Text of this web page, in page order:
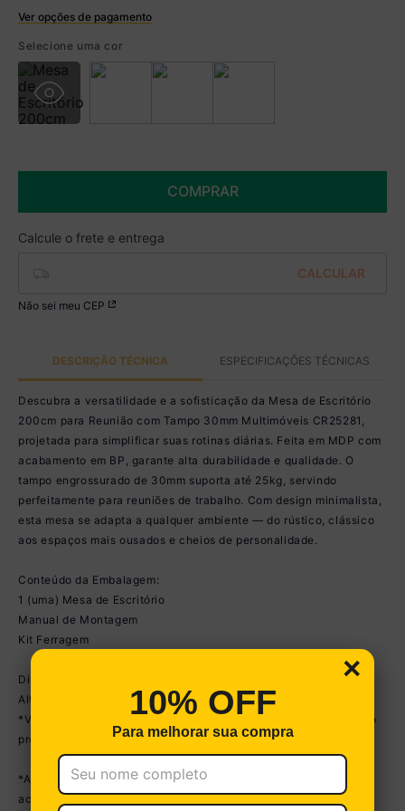
Ver opções de pagamento
R$ 664,99 à vista no Boleto
(5% de desconto)
Você economiza
Selecione uma cor
COMPRAR
Não sei meu CEP
DESCRIÇÃO TÉCNICA ESPECIFICAÇÕES TÉCNICAS
Descubra a versatilidade e a sofisticação da Mesa de Escritório
200cm para Reunião com Tampo 30mm Multimóveis CR25281,
projetada para simplificar suas rotinas diárias. Feita em MDP com
acabamento em BP, garante alta durabilidade e qualidade. O
tampo engrossurado de 30mm suporta até 25kg, servindo
perfeitamente para reuniões de trabalho. Com design minimalista,
esta mesa se adapta a qualquer ambiente — do rústico, clássico
aos espaços mais ousados e cheios de personalidade.
Conteúdo da Embalagem:
1 (uma) Mesa de Escritório
Manual de Montagem
Kit Ferragem
Dimensões do produto montado:
Altura: 75,5cm | Largura: 200cm | Profundidade: 100cm
*Você pode consultar as medidas internas na imagem técnica do
produto.
*As cores do produto podem sofrer variações de tonalidade de
acordo com as configurações do seu dispositivo.
×
10% OFF
Para melhorar sua compra